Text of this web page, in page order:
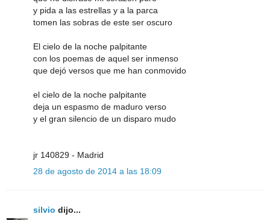
y pida a las estrellas y a la parca
tomen las sobras de este ser oscuro
El cielo de la noche palpitante
con los poemas de aquel ser inmenso
que dejó versos que me han conmovido
el cielo de la noche palpitante
deja un espasmo de maduro verso
y el gran silencio de un disparo mudo
jr 140829 - Madrid
28 de agosto de 2014 a las 18:09
silvio dijo...